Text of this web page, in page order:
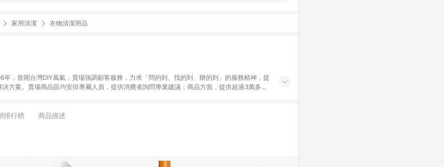
家用清潔 衣物清潔用品
年，首開台灣DIY風氣，賣場強調顧客服務，力求「問的到、找的到、辦的到」的服務精神，提
方案。賣場商品區均安排專屬人員，提供消費者詢問專業建議；商品方面，提供超過3萬多種
位來店顧客，能輕鬆挑選到商品(Simple to choose)、在最短的時間內完成訂購或結帳流程
排行榜 商品描述